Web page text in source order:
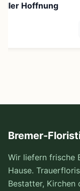
Hoffnung
Bremer-
Wir liefern frische
Hause.
Bestatter, Kirchen